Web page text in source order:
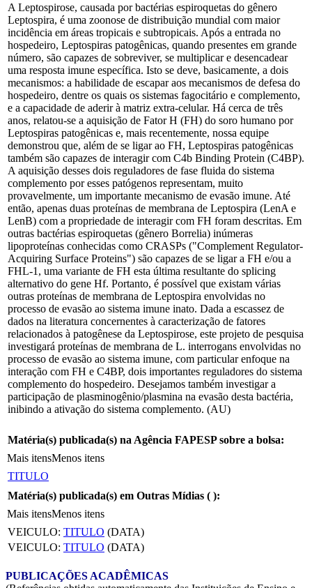
A Leptospirose, causada por bactérias espiroquetas do gênero
Leptospira, é uma zoonose de distribuição mundial com maior
incidência em áreas tropicais e subtropicais. Após a entrada no
hospedeiro, Leptospiras patogênicas, quando presentes em grande
número, são capazes de sobreviver, se multiplicar e desencadear
uma resposta imune específica. Isto se deve, basicamente, a dois
mecanismos: a habilidade de escapar aos mecanismos de defesa do
hospedeiro, dentre os quais os sistemas fagocitário e complemento,
e a capacidade de aderir à matriz extra-celular. Há cerca de três
anos, relatou-se a aquisição de Fator H (FH) do soro humano por
Leptospiras patogênicas e, mais recentemente, nossa equipe
demonstrou que, além de se ligar ao FH, Leptospiras patogênicas
também são capazes de interagir com C4b Binding Protein (C4BP).
A aquisição desses dois reguladores de fase fluida do sistema
complemento por esses patógenos representam, muito
provavelmente, um importante mecanismo de evasão imune. Até
então, apenas duas proteínas de membrana de Leptospira (LenA e
LenB) com a propriedade de interagir com FH foram descritas. Em
outras bactérias espiroquetas (gênero Borrelia) inúmeras
lipoproteínas conhecidas como CRASPs ("Complement Regulator-
Acquiring Surface Proteins") são capazes de se ligar a FH e/ou a
FHL-1, uma variante de FH esta última resultante do splicing
alternativo do gene Hf. Portanto, é possível que existam várias
outras proteínas de membrana de Leptospira envolvidas no
processo de evasão ao sistema imune inato. Dada a escassez de
dados na literatura concernentes à caracterização de fatores
relacionados à patogênese da Leptospirose, este projeto de pesquisa
investigará proteínas de membrana de L. interrogans envolvidas no
processo de evasão ao sistema imune, com particular enfoque na
interação com FH e C4BP, dois importantes reguladores do sistema
complemento do hospedeiro. Desejamos também investigar a
participação de plasminogênio/plasmina na evasão desta bactéria,
inibindo a ativação do sistema complemento. (AU)
Matéria(s) publicada(s) na Agência FAPESP sobre a bolsa:
Mais itensMenos itens
TITULO
Matéria(s) publicada(s) em Outras Mídias ( ):
Mais itensMenos itens
VEICULO: TITULO (DATA)
VEICULO: TITULO (DATA)
PUBLICAÇÕES ACADÊMICAS